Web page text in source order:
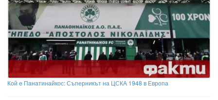
Кой е Панатинайкос: Съперникът на ЦСКА 1948 в Европа